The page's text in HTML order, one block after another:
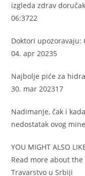
izgleda zdrav doručak
06:3722
Doktori upozoravaju:
04. apr 20235
Najbolje piće za
30. mar 202317
Nadimanje, čak i
nedostatak ovog
YOU MIGHT ALSO
Read more about
Travarstvo u Srbiji